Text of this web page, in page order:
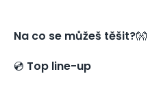
Na co se můžeš těšit?👐
💿 Top line-up